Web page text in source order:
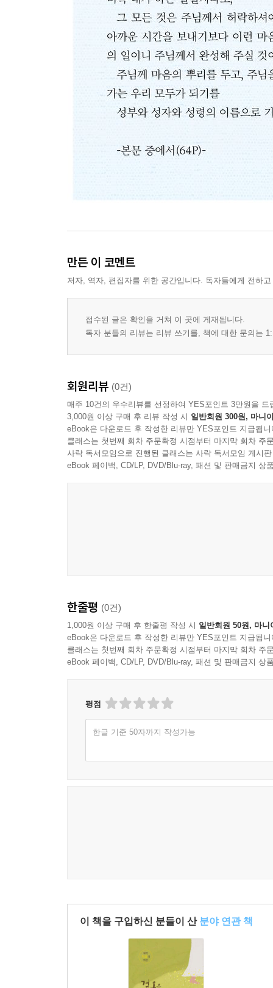
만든 이 코멘트
저자, 역자, 편집자를 위한 공간입니다. 독자들에게 전하
접수된 글은 확인을 거쳐 이 곳에 게재됩니다.
독자 분들의 리뷰는 리뷰 쓰기를, 책에 대한 문의는
회원리뷰 (0건)
매주 10건의 우수리뷰를 선정하여 YES포인트 3만원을 드
3,000원 이상 구매 후 리뷰 작성 시 일반회원 300원, 마니
eBook은 다운로드 후 작성한 리뷰만 YES포인트 지급됩니
클래스는 첫번째 회차 주문확정 시점부터 마지막 회차 주
사락 독서모임으로 진행된 클래스는 사락 독서모임 게시
eBook 페이백, CD/LP, DVD/Blu-ray, 패션 및 판매금지 상
한줄평 (0건)
1,000원 이상 구매 후 한줄평 작성 시 일반회원 50원, 마니
eBook은 다운로드 후 작성한 리뷰만 YES포인트 지급됩니
클래스는 첫번째 회차 주문확정 시점부터 마지막 회차 주
eBook 페이백, CD/LP, DVD/Blu-ray, 패션 및 판매금지 상
평점
한글 기준 50자까지 작성가능
이 책을 구입하신 분들이 산 분야 연관 책